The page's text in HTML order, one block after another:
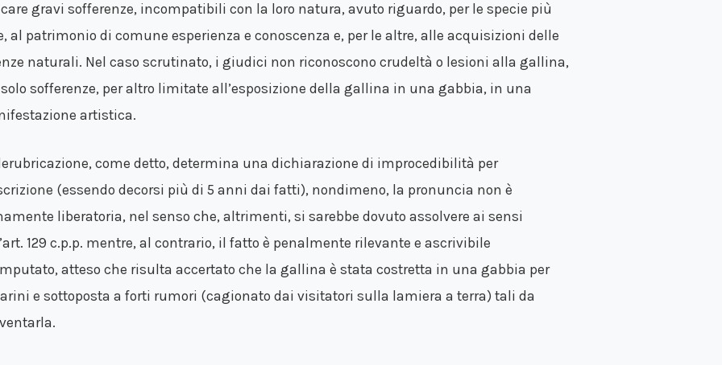
gravi sofferenze, incompatibili con la loro natura, avuto riguardo, per le specie più
al patrimonio di comune esperienza e conoscenza e, per le altre, alle acquisizioni delle
naturali. Nel caso scrutinato, i giudici non riconoscono crudeltà o lesioni alla gallina,
sofferenze, per altro limitate all’esposizione della gallina in una gabbia, in una
artistica.
come detto, determina una dichiarazione di improcedibilità per
(essendo decorsi più di 5 anni dai fatti), nondimeno, la pronuncia non è
liberatoria, nel senso che, altrimenti, si sarebbe dovuto assolvere ai sensi
129 c.p.p. mentre, al contrario, il fatto è penalmente rilevante e ascrivibile
atteso che risulta accertato che la gallina è stata costretta in una gabbia per
e sottoposta a forti rumori (cagionato dai visitatori sulla lamiera a terra) tali da